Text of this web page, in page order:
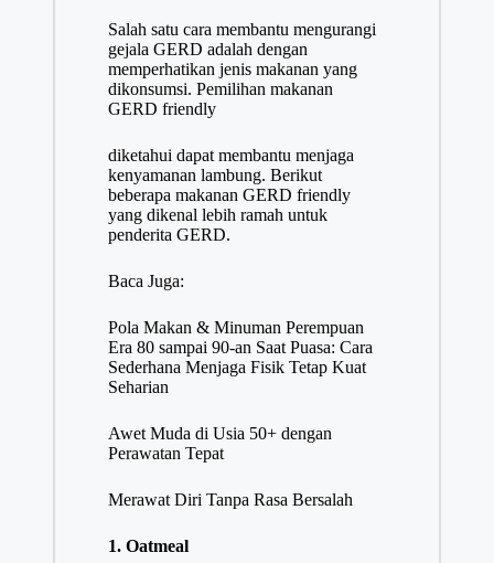
Salah satu cara membantu mengurangi
gejala GERD adalah dengan
memperhatikan jenis makanan yang
dikonsumsi. Pemilihan makanan
GERD friendly
diketahui dapat membantu menjaga
kenyamanan lambung. Berikut
beberapa makanan GERD friendly
yang dikenal lebih ramah untuk
penderita GERD.
Baca Juga:
Pola Makan & Minuman Perempuan
Era 80 sampai 90-an Saat Puasa: Cara
Sederhana Menjaga Fisik Tetap Kuat
Seharian
Awet Muda di Usia 50+ dengan
Perawatan Tepat
Merawat Diri Tanpa Rasa Bersalah
1. Oatmeal